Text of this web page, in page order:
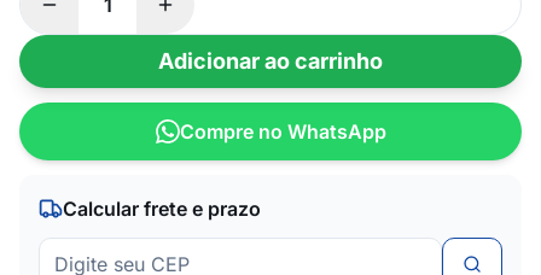
Adicionar ao carrinho
Compre no WhatsApp
Calcular frete e prazo